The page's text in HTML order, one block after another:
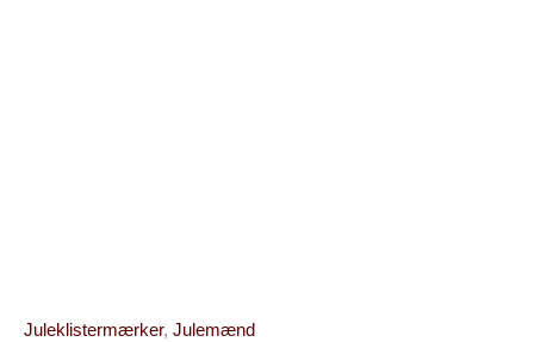
Juleklistermærker, Julemænd